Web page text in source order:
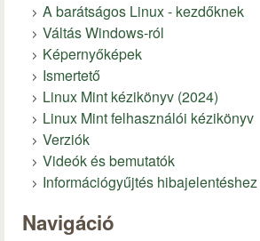
A barátságos Linux - kezdőknek
Váltás Windows-ról
Képernyőképek
Ismertető
Linux Mint kézikönyv (2024)
Linux Mint felhasználói kézikönyv
Verziók
Videók és bemutatók
Információgyűjtés hibajelentéshez
Navigáció